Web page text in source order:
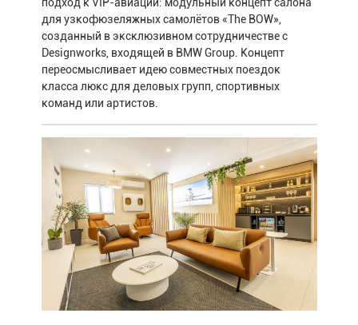
для узкофюзеляжных самолётов «The BOW»,
созданный в эксклюзивном сотрудничестве с
Designworks, входящей в BMW Group. Концепт
переосмысливает идею совместных поездок
класса люкс для деловых групп, спортивных
команд или артистов.